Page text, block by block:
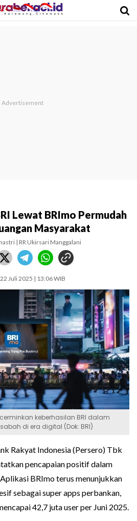
Lewat BRImo Permudah
Masyarakat
| RR Ukirsari Manggalani
Juli 2025 | 13:06 WIB
keberhasilan BRI dalam
di era digital (Dok: BRI)
Rakyat Indonesia (Persero) Tbk
pencapaian positif dalam
BRImo terus menunjukkan
sebagai super apps perbankan,
42,7 juta user per Juni 2025.